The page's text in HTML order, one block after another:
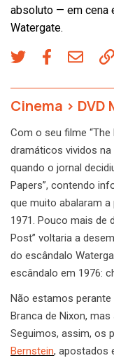
absoluto — em cena
Watergate.
Cinema > DVD
Com o seu filme
dramáticos vividos na
quando o jornal
Papers”, contendo
que muito abalaram a
1971. Pouco mais de
Post” voltaria a
do escândalo
escândalo em 1976:
Não estamos
Branca de Nixon,
Seguimos, assim, os
Bernstein, apostados